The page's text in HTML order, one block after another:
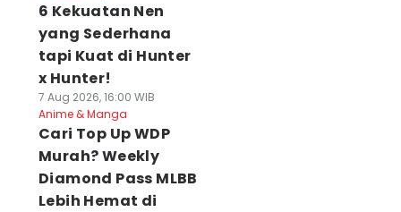
6 Kekuatan Nen
yang Sederhana
tapi Kuat di Hunter
x Hunter!
7 Aug 2026, 16:00 WIB
Anime & Manga
Cari Top Up WDP
Murah? Weekly
Diamond Pass MLBB
Lebih Hemat di